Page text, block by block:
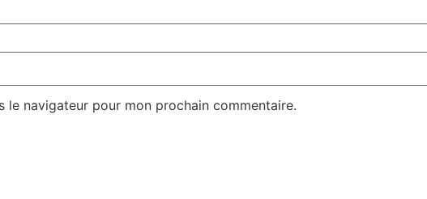
navigateur pour mon prochain commentaire.